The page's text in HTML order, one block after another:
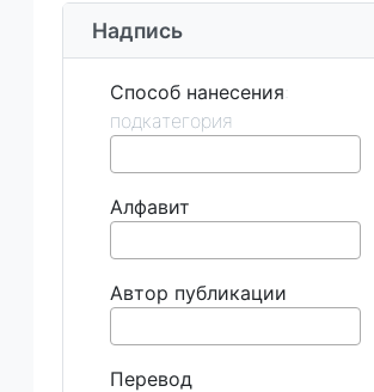
Надпись
Способ нанесения
Алфавит
Автор публикации
Перевод